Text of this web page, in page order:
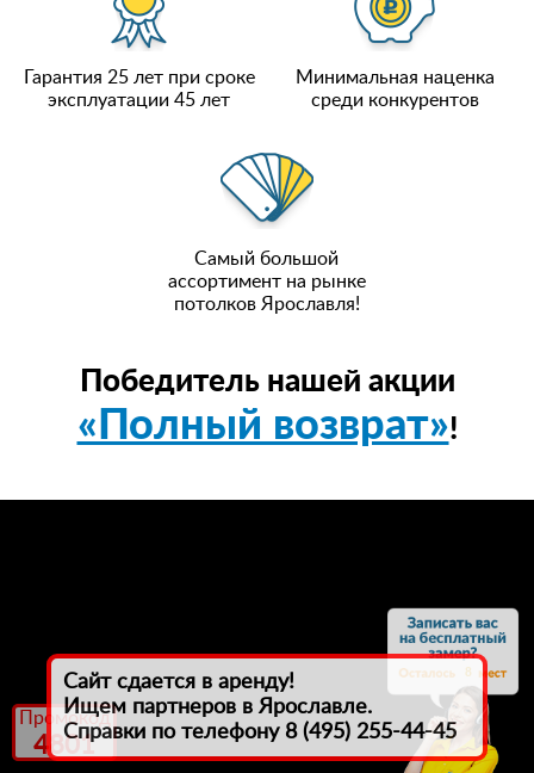
8
Промокод
4801
Гарантия 25 лет при сроке
эксплуатации 45 лет
Минимальная наценка
среди конкурентов
Самый большой
ассортимент на рынке
потолков Ярославля!
Победитель нашей акции
«Полный возврат»!
Сайт сдается в аренду!
Ищем партнеров в Ярославле.
Справки по телефону 8 (495) 255-44-45